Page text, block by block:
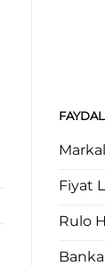
Fiyat
Rulo